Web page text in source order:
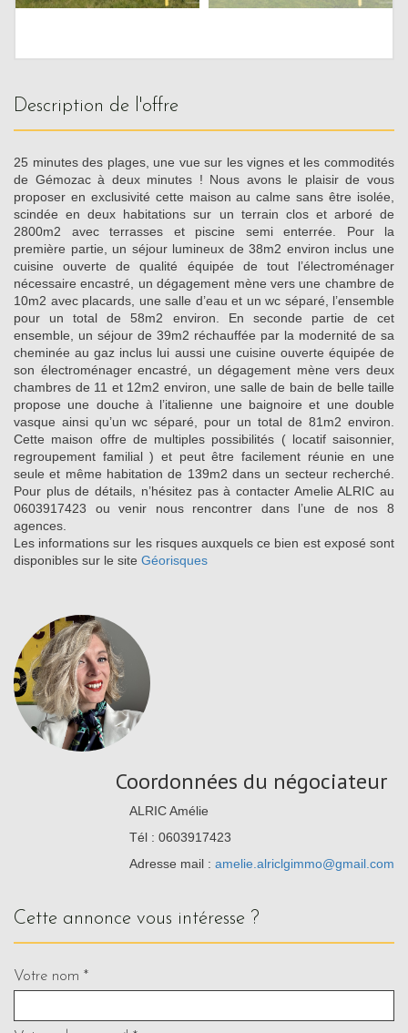
description de l'offre
25 minutes des plages, une vue sur les vignes et les commodités
de Gémozac à deux minutes ! Nous avons le plaisir de vous
proposer en exclusivité cette maison au calme sans être isolée,
scindée en deux habitations sur un terrain clos et arboré de
2800m2 avec terrasses et piscine semi enterrée. Pour la
première partie, un séjour lumineux de 38m2 environ inclus une
cuisine ouverte de qualité équipée de tout l’électroménager
nécessaire encastré, un dégagement mène vers une chambre de
10m2 avec placards, une salle d’eau et un wc séparé, l’ensemble
pour un total de 58m2 environ. En seconde partie de cet
ensemble, un séjour de 39m2 réchauffée par la modernité de sa
cheminée au gaz inclus lui aussi une cuisine ouverte équipée de
son électroménager encastré, un dégagement mène vers deux
chambres de 11 et 12m2 environ, une salle de bain de belle taille
propose une douche à l’italienne une baignoire et une double
vasque ainsi qu’un wc séparé, pour un total de 81m2 environ.
Cette maison offre de multiples possibilités ( locatif saisonnier,
regroupement familial ) et peut être facilement réunie en une
seule et même habitation de 139m2 dans un secteur recherché.
Pour plus de détails, n’hésitez pas à contacter Amelie ALRIC au
0603917423 ou venir nous rencontrer dans l’une de nos 8
agences.
Les informations sur les risques auxquels ce bien est exposé sont
disponibles sur le site Géorisques
Coordonnées du négociateur
ALRIC Amélie
Tél : 0603917423
Adresse mail : amelie.alriclgimmo@gmail.com
cette annonce vous intéresse ?
Votre nom *